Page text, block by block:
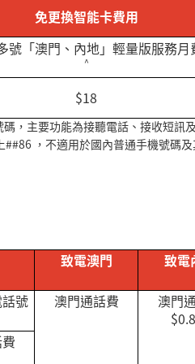
免更換智能卡費用
號「澳門、內地」輕量版服務月
^
$18
，主要功能為接聽電話、接收短訊
，不適用於國內普通手機號碼及
致電澳門 致電
號
澳門通話費
澳門